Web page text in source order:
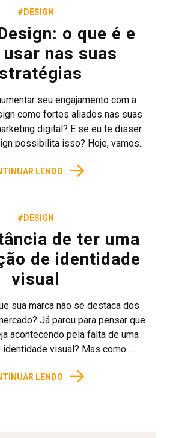
#DESIGN
o que é e
nas suas
seu engajamento com a
como fortes aliados nas suas
digital? E se eu te disser
possibilita isso? Hoje, vamos...
LENDO →
#DESIGN
de ter uma
de identidade
visual
sua marca não se destaca dos
Já parou para pensar que
acontecendo pela falta de uma
visual? Mas como...
LENDO →